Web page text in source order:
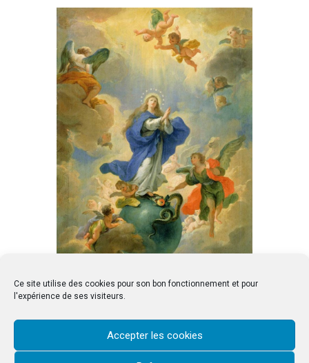
Ce site utilise des cookies pour son bon fonctionnement et pour
l'expérience de ses visiteurs.
Accepter les cookies
SAVE EVENT TO CALENDAR